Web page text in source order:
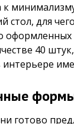
стол, для
40
готово